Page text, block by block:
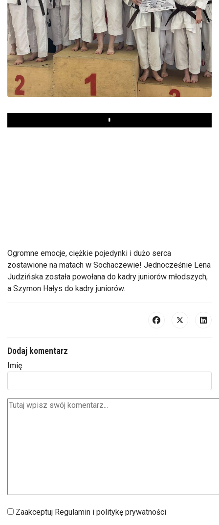
Play
Ogromne emocje, ciężkie pojedynki i dużo serca
zostawione na matach w Sochaczewie! Jednocześnie Lena
Judzińska została powołana do kadry juniorów młodszych,
a Szymon Hałys do kadry juniorów.
Dodaj komentarz
Imię
Zaakceptuj Regulamin i politykę prywatności